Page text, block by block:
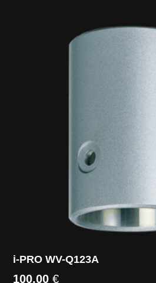
i-PRO WV-Q123A
100,00€